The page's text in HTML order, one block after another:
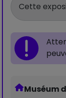
Cette
Muséum